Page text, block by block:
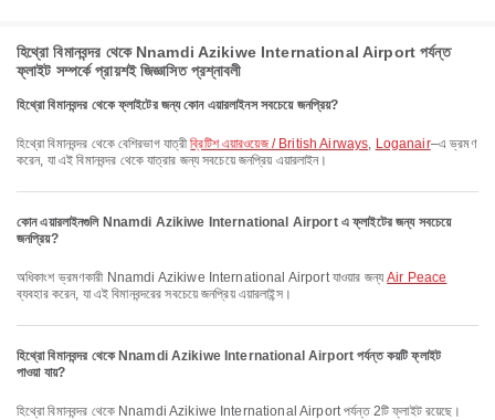
হিথ্রো বিমানবন্দর থেকে Nnamdi Azikiwe International Airport পর্যন্ত
ফ্লাইট সম্পর্কে প্রায়শই জিজ্ঞাসিত প্রশ্নাবলী
হিথ্রো বিমানবন্দর থেকে ফ্লাইটের জন্য কোন এয়ারলাইনস সবচেয়ে জনপ্রিয়?
হিথ্রো বিমানবন্দর থেকে বেশিরভাগ যাত্রীব্রিটিশ এয়ারওয়েজ / British Airways, Loganair–এ ভ্রমণ
করেন, যা এই বিমানবন্দর থেকে যাত্রার জন্য সবচেয়ে জনপ্রিয় এয়ারলাইন।
কোন এয়ারলাইনগুলি Nnamdi Azikiwe International Airport এ ফ্লাইটের জন্য সবচেয়ে
জনপ্রিয়?
অধিকাংশ ভ্রমণকারী Nnamdi Azikiwe International Airport যাওয়ার জন্যAir Peace
ব্যবহার করেন, যা এই বিমানবন্দরের সবচেয়ে জনপ্রিয় এয়ারলাইন্স।
হিথ্রো বিমানবন্দর থেকে Nnamdi Azikiwe International Airport পর্যন্ত কয়টি ফ্লাইট
পাওয়া যায়?
হিথ্রো বিমানবন্দর থেকে Nnamdi Azikiwe International Airport পর্যন্ত 2টি ফ্লাইট রয়েছে।